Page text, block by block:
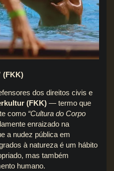
(FKK)
dos direitos civis e
(FKK) — termo que
como “Cultura do Corpo
enraizado na
a nudez pública em
à natureza é um hábito
mas também
humano.